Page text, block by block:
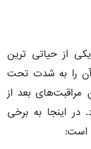
از حیاتی ترین
آن را به شدت تحت
مراقبت‌های بعد از
در اینجا به برخی
است: